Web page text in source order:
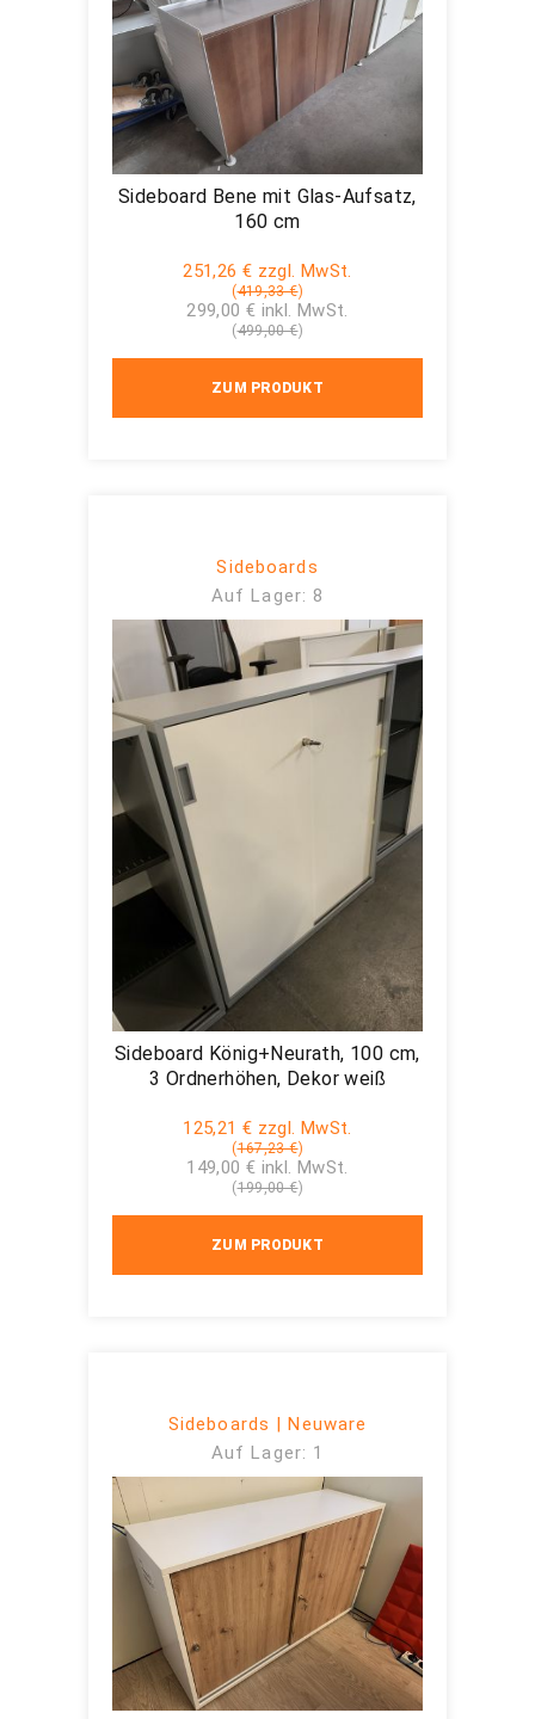
Sideboard Bene mit Glas-Aufsatz,
160 cm
251,26 € zzgl. MwSt.
(419,33 €)
299,00 € inkl. MwSt.
(499,00 €)
ZUM PRODUKT
Sideboards
Auf Lager: 8
Sideboard König+Neurath, 100 cm,
3 Ordnerhöhen, Dekor weiß
125,21 € zzgl. MwSt.
(167,23 €)
149,00 € inkl. MwSt.
(199,00 €)
ZUM PRODUKT
Sideboards | Neuware
Auf Lager: 1